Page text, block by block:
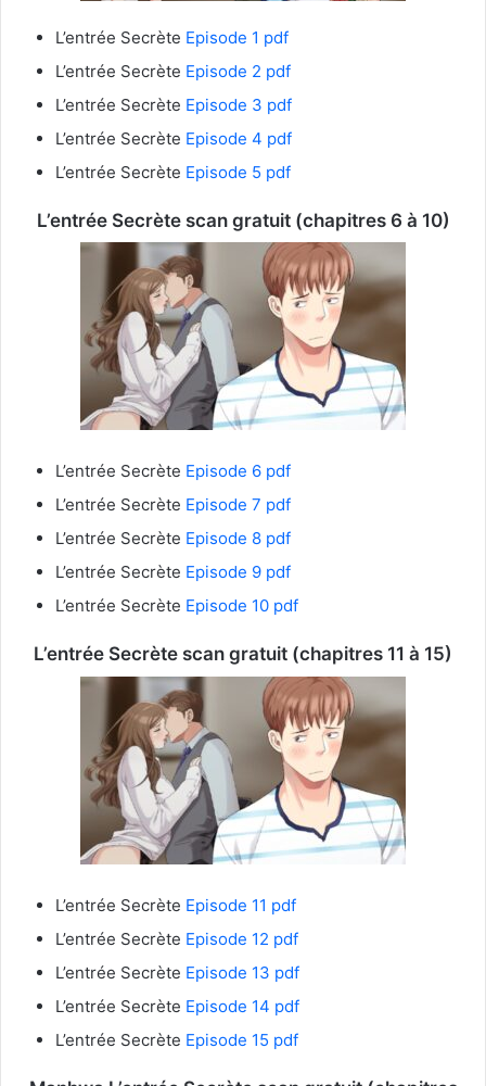
L’entrée Secrète Episode 1 pdf
L’entrée Secrète Episode 2 pdf
L’entrée Secrète Episode 3 pdf
L’entrée Secrète Episode 4 pdf
L’entrée Secrète Episode 5 pdf
L’entrée Secrètescan gratuit (chapitres 6 à 10)
L’entrée Secrète Episode 6 pdf
L’entrée Secrète Episode 7 pdf
L’entrée Secrète Episode 8 pdf
L’entrée Secrète Episode 9 pdf
L’entrée Secrète Episode 10 pdf
L’entrée Secrète scan gratuit (chapitres 11 à 15)
L’entrée Secrète Episode 11 pdf
L’entrée Secrète Episode 12 pdf
L’entrée Secrète Episode 13 pdf
L’entrée Secrète Episode 14 pdf
L’entrée Secrète Episode 15 pdf